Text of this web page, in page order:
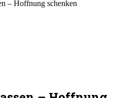
– Hoffnung schenken